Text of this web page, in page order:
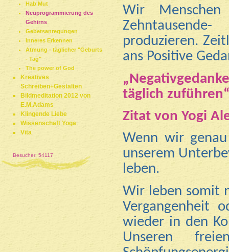
Hab Mut
Neuprogrammierung des
Gehirns
Gebetsanregungen
Inneres Erkennen
Atmung - täglicher "Geburts
- Tag"
The power of God
Kreatives
Schreiben+Gestalten
Bildmeditation 2012 von
E.M.Adams
Klingende Liebe
Wissenschaft Yoga
Vita
Besucher: 54117
Wir
produzieren.
ans Positive
täglich
Zitat von Yogi
Wenn wir
unserem
leben.
Wir leben somit
Vergangenheit
wieder in den
Unseren